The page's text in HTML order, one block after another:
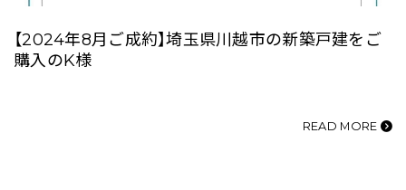
【2024年8月ご成約】埼玉県川越市の新築戸建をご
購入のK様
READ MORE